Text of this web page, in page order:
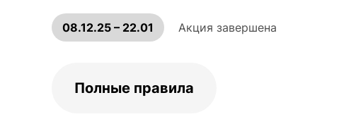
08.12.25 – 22.01 Акция завершена
Полные правила